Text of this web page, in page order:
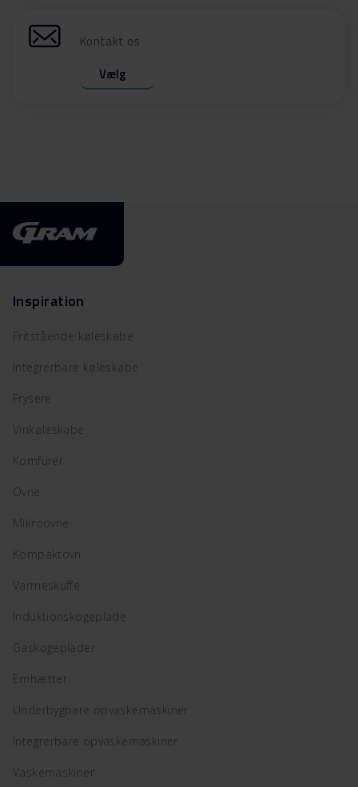
Kontakt os
Vælg
Inspiration
Fritstående køleskabe
Integrerbare køleskabe
Frysere
Vinkøleskabe
Komfurer
Ovne
Mikroovne
Kompaktovn
Varmeskuffe
Induktionskogeplade
Gaskogeplader
Emhætter
Underbygbare opvaskemaskiner
Integrerbare opvaskemaskiner
Vaskemaskiner